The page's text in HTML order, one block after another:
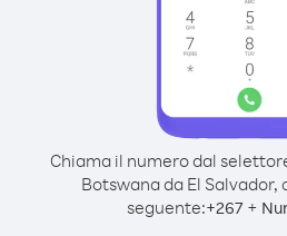
Chiama il numero dal
Botswana da El
seguente:+267+